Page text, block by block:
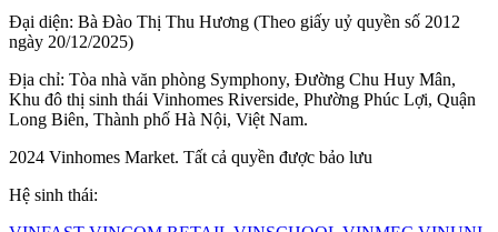
Đại diện: Bà Đào Thị Thu Hương (Theo giấy uỷ quyền số 2012
ngày 20/12/2025)
Địa chỉ: Tòa nhà văn phòng Symphony, Đường Chu Huy Mân,
Khu đô thị sinh thái Vinhomes Riverside, Phường Phúc Lợi, Quận
Long Biên, Thành phố Hà Nội, Việt Nam.
2024 Vinhomes Market. Tất cả quyền được bảo lưu
Hệ sinh thái: